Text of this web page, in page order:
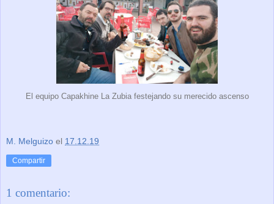
El equipo Capakhine La Zubia festejando su merecido ascenso
M. Melguizo el 17.12.19
Compartir
1 comentario: